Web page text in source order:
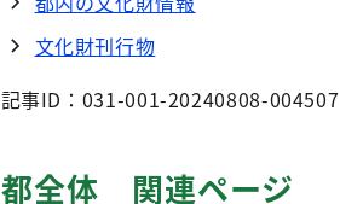
文化財刊行物
記事ID：031-001-20240808-004507
都全体 関連ページ